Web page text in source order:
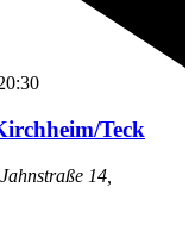
Teck
Jahnstraße 14,